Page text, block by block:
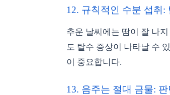
12. 규칙적인 수분 섭취:
추운 날씨에는 땀이 잘 나
도 탈수 증상이 나타날 수
이 중요합니다.
13. 음주는 절대 금물: